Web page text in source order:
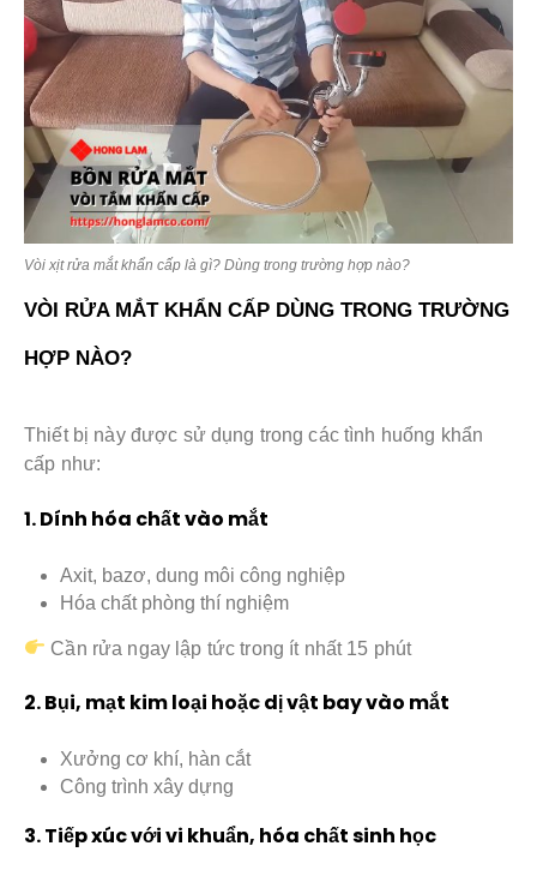
Vòi xịt rửa mắt khẩn cấp là gì? Dùng trong trường hợp nào?
VÒI RỬA MẮT KHẨN CẤP DÙNG TRONG TRƯỜNG
HỢP NÀO?
Thiết bị này được sử dụng trong các tình huống khẩn
cấp như:
1. Dính hóa chất vào mắt
Axit, bazơ, dung môi công nghiệp
Hóa chất phòng thí nghiệm
Cần rửa ngay lập tức trong ít nhất 15 phút
2. Bụi, mạt kim loại hoặc dị vật bay vào mắt
Xưởng cơ khí, hàn cắt
Công trình xây dựng
3. Tiếp xúc với vi khuẩn, hóa chất sinh học